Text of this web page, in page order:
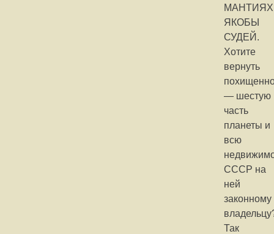
МАНТИЯХ
ЯКОБЫ
СУДЕЙ.
Хотите
вернуть
— шестую
часть
планеты и
всю
СССР на
ней
законному
Так